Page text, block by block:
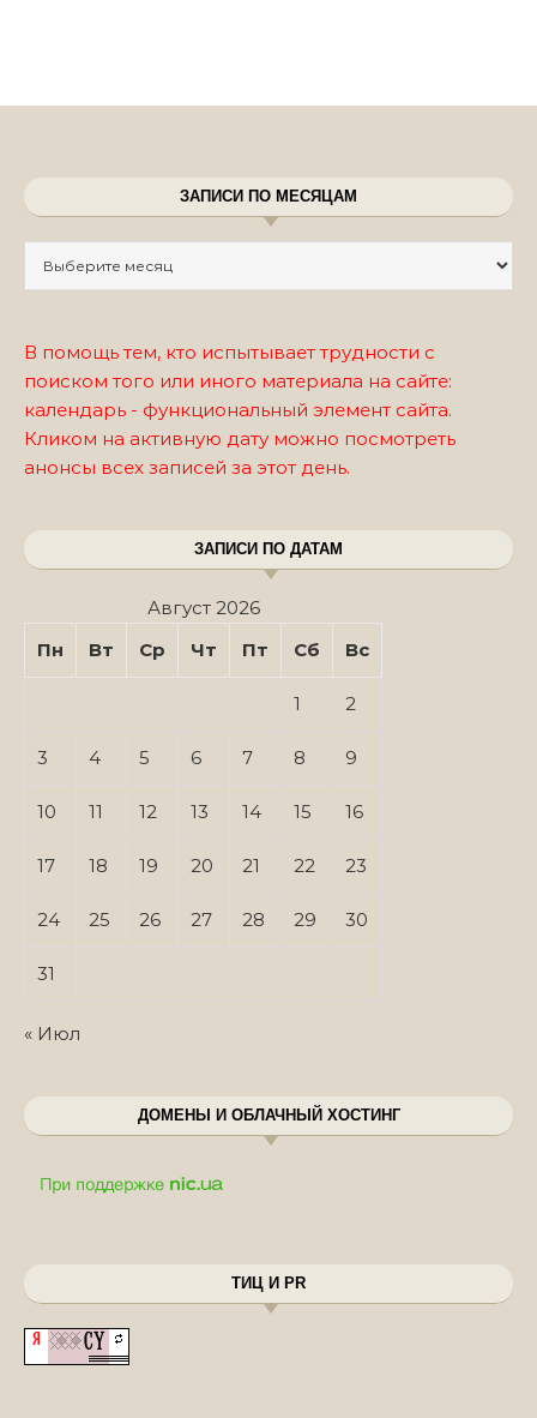
ЗАПИСИ ПО МЕСЯЦАМ
В помощь тем, кто испытывает трудности с
поиском того или иного материала на сайте:
календарь - функциональный элемент сайта.
Кликом на активную дату можно посмотреть
анонсы всех записей за этот день.
ЗАПИСИ ПО ДАТАМ
Август 2026
Пн
Вт Ср Чт Пт Сб Вс
1 2
3 4 5 6 7 8 9
10 11 12 13 14 15 16
17 18 19 20 21 22 23
24 25 26 27 28 29 30
31
« Июл
ДОМЕНЫ И ОБЛАЧНЫЙ ХОСТИНГ
ТИЦ И PR